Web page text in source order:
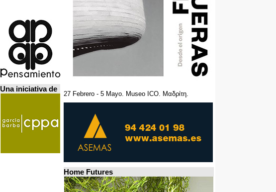
Una iniciativa de
27 Febrero - 5 Mayo. Museo ICO. Μαδρίτη.
Home Futures